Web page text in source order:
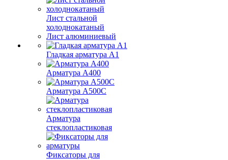
Лист стальной
холоднокатаный
Лист алюминиевый
Гладкая арматура А1
Арматура А400
Арматура A500C
Арматура
стеклопластиковая
Фиксаторы для